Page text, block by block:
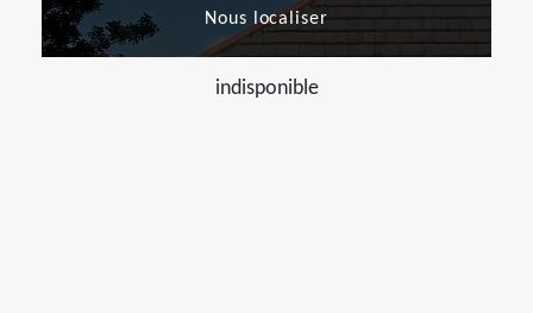
Nous localiser
indisponible